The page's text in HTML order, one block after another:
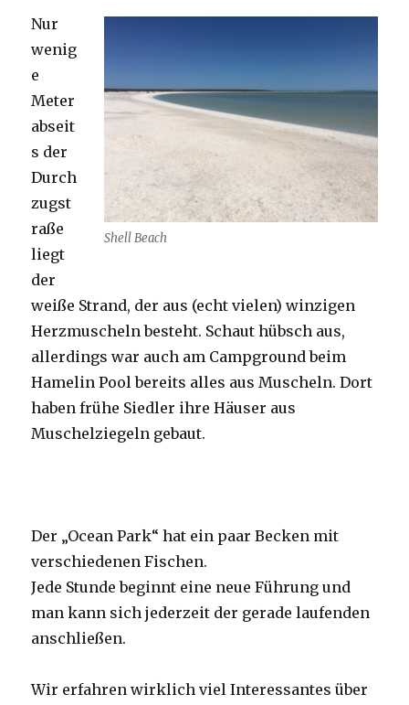
Shell Beach
Nur
wenig
e
Meter
abseit
s der
Durch
zugst
raße
liegt
der
weiße Strand, der aus (echt vielen) winzigen
Herzmuscheln besteht. Schaut hübsch aus,
allerdings war auch am Campground beim
Hamelin Pool bereits alles aus Muscheln. Dort
haben frühe Siedler ihre Häuser aus
Muschelziegeln gebaut.
Der „Ocean Park“ hat ein paar Becken mit
verschiedenen Fischen.
Jede Stunde beginnt eine neue Führung und
man kann sich jederzeit der gerade laufenden
anschließen.
Wir erfahren wirklich viel Interessantes über